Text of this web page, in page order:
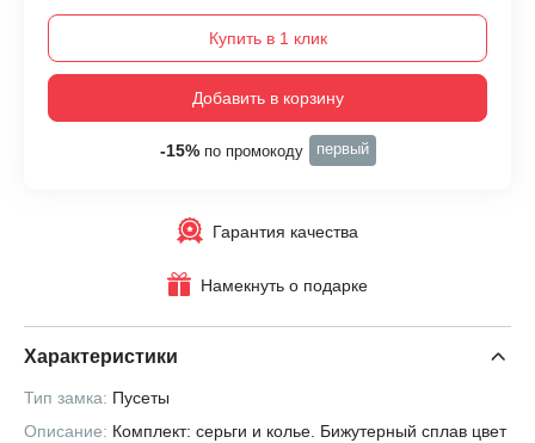
Купить в 1 клик
Добавить в корзину
-15%по промокоду первый
Гарантия качества
Намекнуть о подарке
Характеристики
Тип замка: Пусеты
Описание: Комплект: серьги и колье. Бижутерный сплав цвет